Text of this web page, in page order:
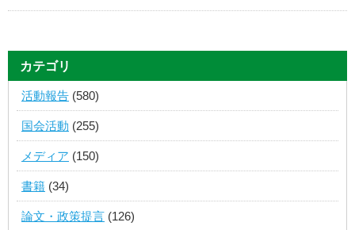
カテゴリ
活動報告 (580)
国会活動 (255)
メディア (150)
書籍 (34)
論文・政策提言 (126)